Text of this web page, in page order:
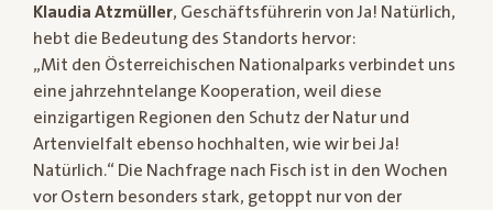
Klaudia Atzmüller, Geschäftsführerin von Ja! Natürlich,
hebt die Bedeutung des Standorts hervor:
„Mit den Österreichischen Nationalparks verbindet uns
eine jahrzehntelange Kooperation, weil diese
einzigartigen Regionen den Schutz der Natur und
Artenvielfalt ebenso hochhalten, wie wir bei Ja!
Natürlich.“ Die Nachfrage nach Fisch ist in den Wochen
vor Ostern besonders stark, getoppt nur von der